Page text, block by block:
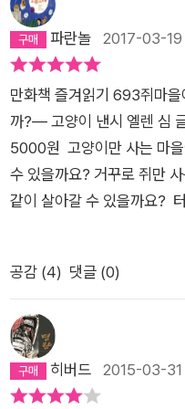
로 또 상당히 안정적이었고,
이는 흔치 않았음을 고백하
의 행운이었다는 것이다. 하
만화의 모티브가 된 고양이
심 작가님과LA에서 같이 살
까? 이 만화는 그 고양이에
것 아니었을까? <고양이 낸
는 가장 결정적인 장면을 꼽
터’는 어린 생쥐들이 스스
보면서 엄청난 당혹감과 혼
고양이에 대해 본능적으로
어버린 마을 사람들을 보면
기시키기 위해 다방면으로
다란 게 뭐라고 생각하세요
의 게으른 잠을 즐기고, 지들
게 예뻐해 달라고 애교를 부
말이다. 그런데 아기 고양이
에 버려진 것이 아니다. 낸
족의 집이다!쥐의 천적이라
집 앞에 버려져 있다니, 쥐
를 처음 본 더거 씨는 가여운
반해 낸시를 덜컥 집 안으
고는 완전히 반하고 만다. 너
을 공감하고도 남는다. 우주
고양이보다 훨씬 덩치 큰 인
들 지미는 자신을 잡아먹을
으로 받아들이다니 정말 대
파란놀 2017-03-19
만화책 즐겨읽기 693쥐마을
까?― 고양이 낸시 엘렌 심
5000원 고양이만 사는 마을
수 있을까요? 거꾸로 쥐만
같이 살아갈 수 있을까요?
는 쥐랑 고양이, 이렇게 둘
할 수 있어요. ‘한국 노동자·
있어요. 자, 고양이마을에 어
구니에 담긴 채 놓인다면 어
에 어느 날 어느 집 문 앞에
공감 (4) 댓글 (0)
히버드 2015-03-31